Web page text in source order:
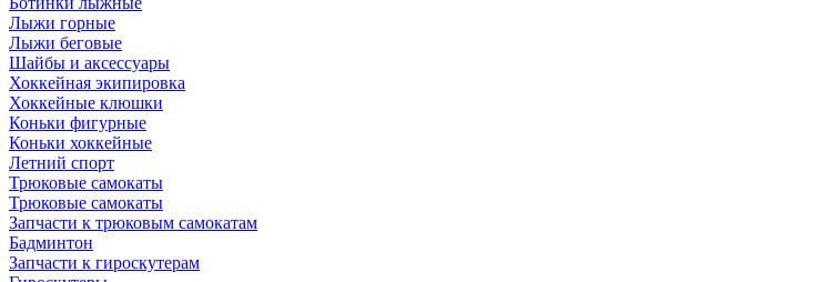
Лыжи горные
Лыжи беговые
Шайбы и аксессуары
Хоккейная экипировка
Хоккейные клюшки
Коньки фигурные
Коньки хоккейные
Летний спорт
Трюковые самокаты
Трюковые самокаты
Запчасти к трюковым самокатам
Бадминтон
Запчасти к гироскутерам